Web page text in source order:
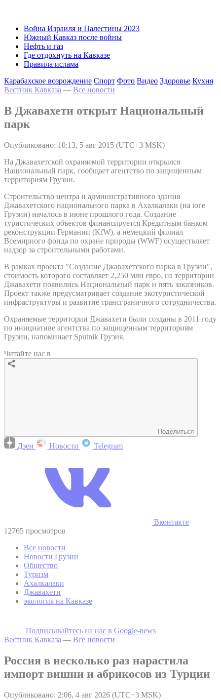
Война Израиля и Палестины 2023
Южный Кавказ после войны
Нефть и газ
Где отдохнуть на Кавказе
Правила ислама
Карабахское возрождение Спорт Фото Видео Здоровье Кухня
Вестник Кавказа — Все новости
В Джавахети открыт Национальный
парк
Опубликовано: 10:13, 5 авг 2015 (UTC+3 MSK)
На Джавахетской охраняемой территории открылся
Национальный парк, сообщает агентство по защищенным
территориям Грузии.
Строительство центра и административного здания
Джавахетского национального парка в Ахалкалаки (на юге
Грузии) началось в июне прошлого года. Создание
туристических объектов финансируется Кредитным банком
реконструкции Германии (KfW), а немецкий филиал
Всемирного фонда по охране природы (WWF) осуществляет
надзор за строительными работами.
В рамках проекта "Создание Джавахетского парка в Грузии",
стоимость которого составляет 2,250 млн евро, на территории
Джавахети появились Национальный парк и пять заказников.
Проект также предусматривает создание экотуристической
инфраструктуры и развитие трансграничного сотрудничества.
Охраняемые территории Джавахети были созданы в 2011 году
по инициативе агентства по защищенным территориям
Грузии, напоминает Sputnik Грузия.
Читайте нас в
Поделиться
Дзен Новости Telegram
Вконтакте
12765 просмотров
Все новости
Новости Грузии
Общество
Туризм
Ахалкалаки
Джавахети
экология на Кавказе
Подписывайтесь на наc в Google-news
Вестник Кавказа — Все новости
Россия в несколько раз нарастила
импорт вишни и абрикосов из Турции
Опубликовано: 2:06, 4 авг 2026 (UTC+3 MSK)